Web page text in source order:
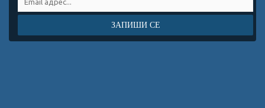
ЗАПИШИ СЕ